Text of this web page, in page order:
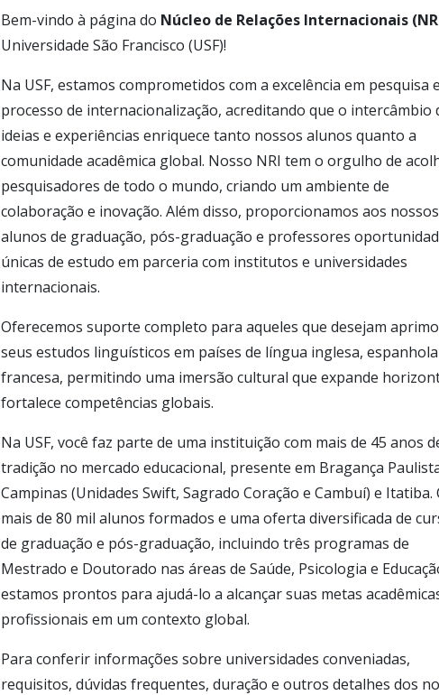
Bem-vindo à página do Núcleo de Relações Internacionais
Universidade São Francisco (USF)!
Na USF, estamos comprometidos com a excelência em pesquisa
processo de internacionalização, acreditando que o intercâmbio
ideias e experiências enriquece tanto nossos alunos quanto a
comunidade acadêmica global. Nosso NRI tem o orgulho de
pesquisadores de todo o mundo, criando um ambiente de
colaboração e inovação. Além disso, proporcionamos aos nossos
alunos de graduação, pós-graduação e professores
únicas de estudo em parceria com institutos e universidades
internacionais.
Oferecemos suporte completo para aqueles que desejam
seus estudos linguísticos em países de língua inglesa,
francesa, permitindo uma imersão cultural que expande
fortalece competências globais.
Na USF, você faz parte de uma instituição com mais de 45 anos
tradição no mercado educacional, presente em Bragança
Campinas (Unidades Swift, Sagrado Coração e Cambuí) e Itatiba.
mais de 80 mil alunos formados e uma oferta diversificada de
de graduação e pós-graduação, incluindo três programas de
Mestrado e Doutorado nas áreas de Saúde, Psicologia e
estamos prontos para ajudá-lo a alcançar suas metas
profissionais em um contexto global.
Para conferir informações sobre universidades conveniadas,
requisitos, dúvidas frequentes, duração e outros detalhes dos